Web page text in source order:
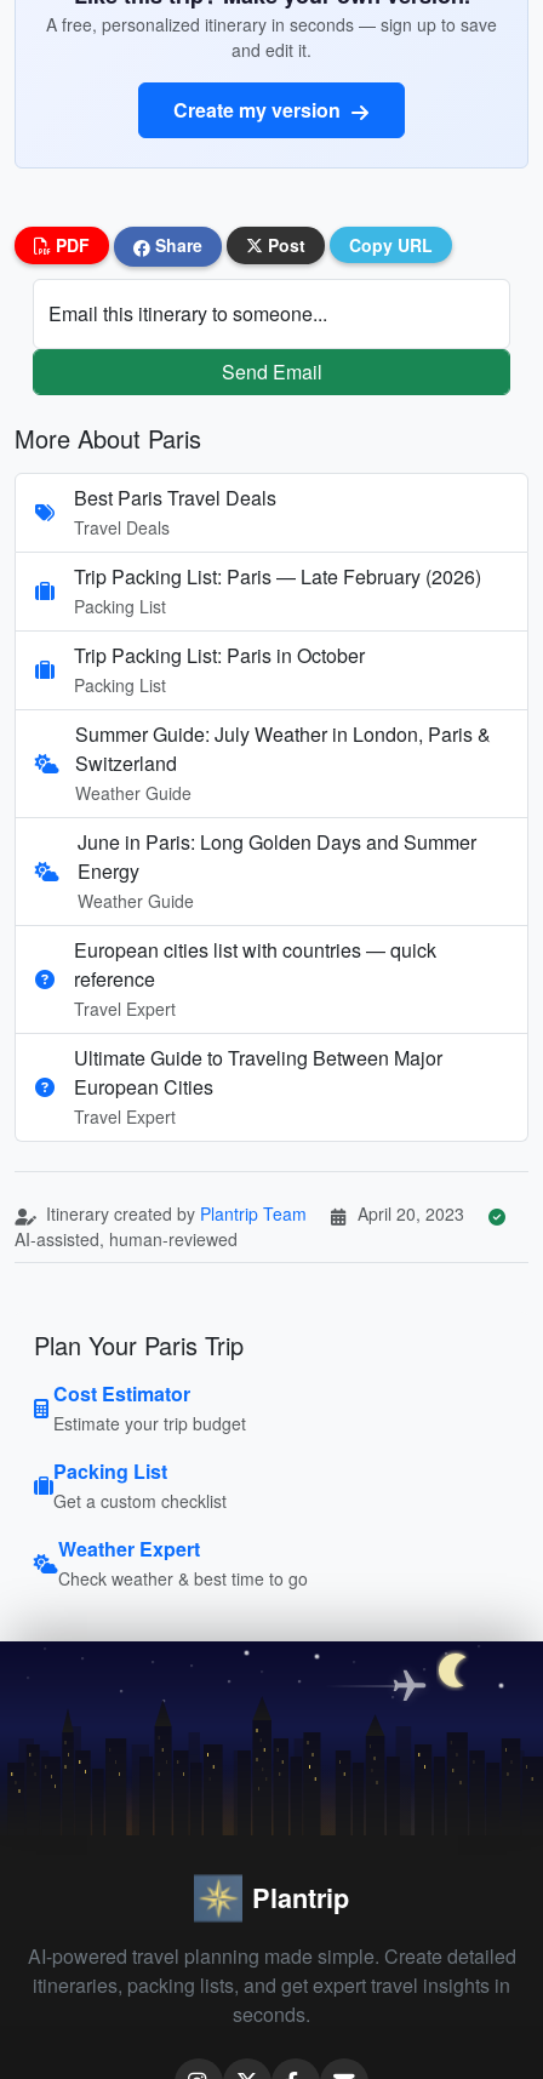
A free, personalized itinerary in seconds — sign up to save
and edit it.
Create my version
PDF Share Post Copy URL
Email this itinerary to someone...
Send Email
More About Paris
Best Paris Travel Deals
Travel Deals
Trip Packing List: Paris — Late February (2026)
Packing List
Trip Packing List: Paris in October
Packing List
Summer Guide: July Weather in London, Paris &
Switzerland
Weather Guide
June in Paris: Long Golden Days and Summer
Energy
Weather Guide
European cities list with countries — quick
reference
Travel Expert
Ultimate Guide to Traveling Between Major
European Cities
Travel Expert
Itinerary created by Plantrip Team
April 20, 2023
AI-assisted, human-reviewed
Plan Your Paris Trip
Cost Estimator
Estimate your trip budget
Packing List
Get a custom checklist
Weather Expert
Check weather & best time to go
Plantrip
AI-powered travel planning made simple. Create detailed
itineraries, packing lists, and get expert travel insights in
seconds.